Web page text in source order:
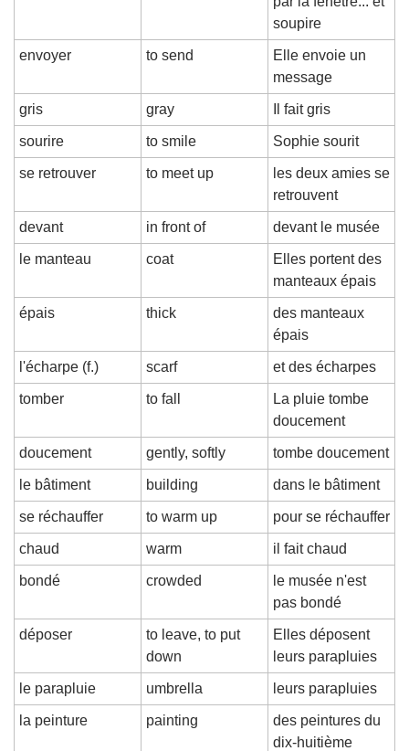
soupire
envoyer to send
Elle envoie un
message
gris gray Il fait gris
sourire to smile Sophie sourit
se retrouver to meet up
les deux amies se
retrouvent
devant in front of devant le musée
le manteau coat
Elles portent des
manteaux épais
épais thick
des manteaux
épais
l'écharpe (f.) scarf et des écharpes
tomber to fall
La pluie tombe
doucement
doucement gently, softly tombe doucement
le bâtiment building dans le bâtiment
se réchauffer to warm up pour se réchauffer
chaud warm il fait chaud
bondé crowded
le musée n'est
pas bondé
déposer
to leave, to put
down
Elles déposent
leurs parapluies
le parapluie umbrella leurs parapluies
la peinture painting
des peintures du
dix-huitième